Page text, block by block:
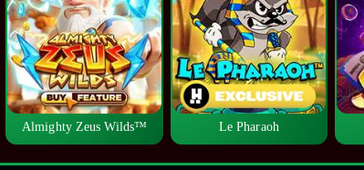
Almighty Zeus Wilds™ Le Pharaoh